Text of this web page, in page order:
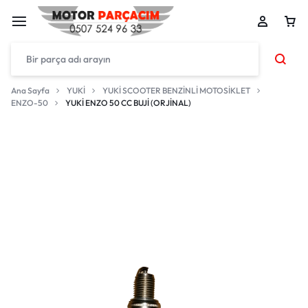
Ana Sayfa YUKİ
YUKİ SCOOTER BENZİNLİ MOTOSİKLET
ENZO-50
YUKİ ENZO 50 CC BUJİ (ORJİNAL)